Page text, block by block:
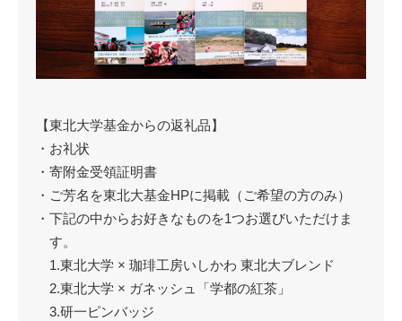
【東北大学基金からの返礼品】
・お礼状
・寄附金受領証明書
・ご芳名を東北大基金HPに掲載（ご希望の方のみ）
・下記の中からお好きなものを1つお選びいただけま
す。
1.東北大学 × 珈琲工房いしかわ 東北大ブレンド
2.東北大学 × ガネッシュ「学都の紅茶」
3.研一ピンバッジ